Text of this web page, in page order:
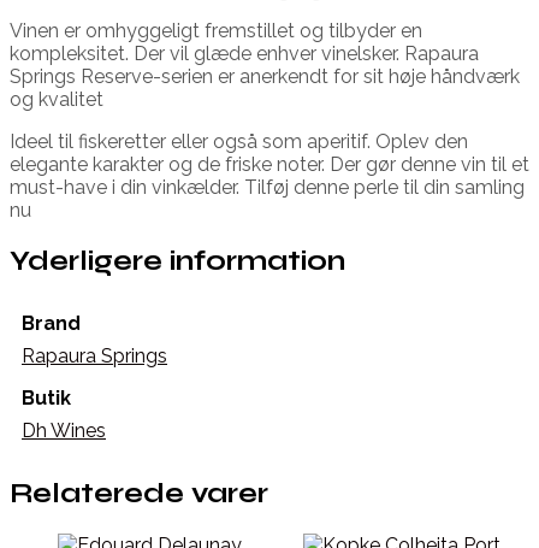
Vinen er omhyggeligt fremstillet og tilbyder en
kompleksitet. Der vil glæde enhver vinelsker. Rapaura
Springs Reserve-serien er anerkendt for sit høje håndværk
og kvalitet
Ideel til fiskeretter eller også som aperitif. Oplev den
elegante karakter og de friske noter. Der gør denne vin til et
must-have i din vinkælder. Tilføj denne perle til din samling
nu
Yderligere information
Brand
Rapaura Springs
Butik
Dh Wines
Relaterede varer